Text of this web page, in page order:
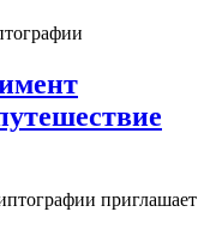
приглашает